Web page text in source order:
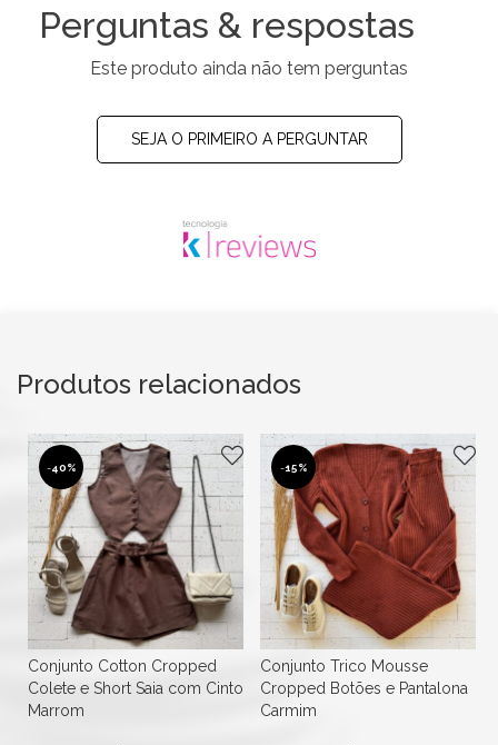
Perguntas & respostas
Este produto ainda não tem perguntas
SEJA O PRIMEIRO A PERGUNTAR
Produtos relacionados
-40%
Conjunto Cotton Cropped
Colete e Short Saia com Cinto
Marrom
-15%
Conjunto Trico Mousse
Cropped Botões e Pantalona
Carmim